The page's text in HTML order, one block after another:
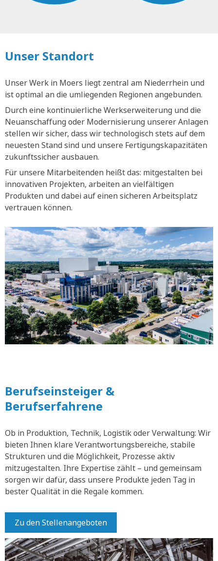
Unser Standort
Unser Werk in Moers liegt zentral am Niederrhein und
ist optimal an die umliegenden Regionen angebunden.
Durch eine kontinuierliche Werkserweiterung und die
Neuanschaffung oder Modernisierung unserer Anlagen
stellen wir sicher, dass wir technologisch stets auf dem
neuesten Stand sind und unsere Fertigungskapazitäten
zukunftssicher ausbauen.
Für unsere Mitarbeitenden heißt das: mitgestalten bei
innovativen Projekten, arbeiten an vielfältigen
Produkten und dabei auf einen sicheren Arbeitsplatz
vertrauen können.
Berufseinsteiger &
Berufserfahrene
Ob in Produktion, Technik, Logistik oder Verwaltung: Wir
bieten Ihnen klare Verantwortungsbereiche, stabile
Strukturen und die Möglichkeit, Prozesse aktiv
mitzugestalten. Ihre Expertise zählt – und gemeinsam
sorgen wir dafür, dass unsere Produkte jeden Tag in
bester Qualität in die Regale kommen.
Zu den Stellenangeboten